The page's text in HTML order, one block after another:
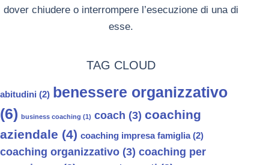
dover chiudere o interrompere l’esecuzione di una di
esse.
TAG CLOUD
abitudini (2) benessere organizzativo
(6)
business coaching (1) coach (3) coaching
aziendale (4) coaching impresa famiglia(2)
coaching organizzativo (3) coaching per